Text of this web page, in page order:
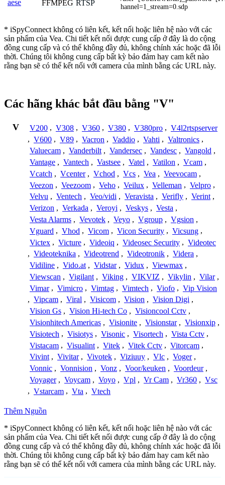
aese FFMPEG RTSP
hannel=1_stream=0.sdp
* iSpyConnect không có liên kết, kết nối hoặc liên hệ nào với các
sản phẩm của Vea. Chi tiết kết nối được cung cấp ở đây là do cộng
đồng cung cấp và có thể không đầy đủ, không chính xác hoặc đã lỗi
thời. Chúng tôi không cung cấp bất kỳ bảo đảm hay cam kết nào
rằng bạn sẽ có thể kết nối với camera của mình bằng các URL này.
Các hãng khác bắt đầu bằng "V"
V V200 , V308 , V360 , V380 , V380pro , V4l2rtspserver
, V600 , V89 , Vacron , Vaddio , Vahti , Valtronics ,
Valuecam , Vanderbilt , Vandersec , Vandesc , Vangold ,
Vantage , Vantech , Vastsee , Vatel , Vatilon , Vcam ,
Vcatch , Vcenter , Vchod , Vcs , Vea , Veevocam ,
Veezon , Veezoom , Veho , Veilux , Velleman , Velpro ,
Velvu , Ventech , Veo/vidi , Veravista , Verifly , Verint ,
Verizon , Verkada , Veroyi , Veskys , Vesta ,
Vesta Alarms , Vevotek , Veyo , Vgroup , Vgsion ,
Vguard , Vhod , Vicom , Vicon Security , Vicsung ,
Victex , Victure , Videoiq , Videosec Security , Videotec
, Videoteknika , Videotrend , Videotronik , Videra ,
Vidiline , Vido.at , Vidstar , Vidux , Viewmax ,
Viewscan , Vigilant , Viking , VIKVIZ , Vikylin , Vilar ,
Vimar , Vimicro , Vimtag , Vimtech , Viofo , Vip Vision
, Vipcam , Viral , Visicom , Vision , Vision Digi ,
Vision Gs , Vision Hi-tech Co , Visioncool Cctv ,
Visionhitech Americas , Visionite , Visionstar , Visionxip ,
Visiotech , Visiotys , Visonic , Visortech , Vista Cctv ,
Vistacam , Visualint , Vitek , Vitek Cctv , Vitorcam ,
Vivint , Vivitar , Vivotek , Viziuuy , Vlc , Voger ,
Vonnic , Vonnision , Vonz , Voor/keuken , Voordeur ,
Voyager , Voycam , Voyo , Vpl , Vr Cam , Vr360 , Vsc
, Vstarcam , Vta , Vtech
Thêm Nguồn
* iSpyConnect không có liên kết, kết nối hoặc liên hệ nào với các
sản phẩm của Vea. Chi tiết kết nối được cung cấp ở đây là do cộng
đồng cung cấp và có thể không đầy đủ, không chính xác hoặc đã lỗi
thời. Chúng tôi không cung cấp bất kỳ bảo đảm hay cam kết nào
rằng bạn sẽ có thể kết nối với camera của mình bằng các URL này.